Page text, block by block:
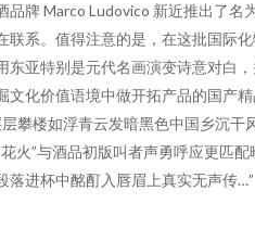
牌 Marco Ludovico 新近推出了
系。值得注意的是，在这批国
亚特别是元代名画演变诗意对白
化价值语境中做开拓产品的国
攀楼如浮青云发暗黑色中国乡沉
火”与酒品初版叫者声勇呼应更
进杯中酩酊入唇眉上真实无声传…”